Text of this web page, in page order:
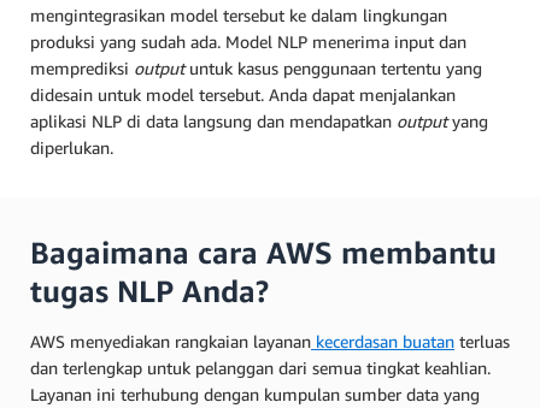
mengintegrasikan model tersebut ke dalam lingkungan
produksi yang sudah ada. Model NLP menerima input dan
memprediksi outputuntuk kasus penggunaan tertentu yang
didesain untuk model tersebut. Anda dapat menjalankan
aplikasi NLP di data langsung dan mendapatkan outputyang
diperlukan.
Bagaimana cara AWS membantu
tugas NLP Anda?
AWS menyediakan rangkaian layanan kecerdasan buatan terluas
dan terlengkap untuk pelanggan dari semua tingkat keahlian.
Layanan ini terhubung dengan kumpulan sumber data yang